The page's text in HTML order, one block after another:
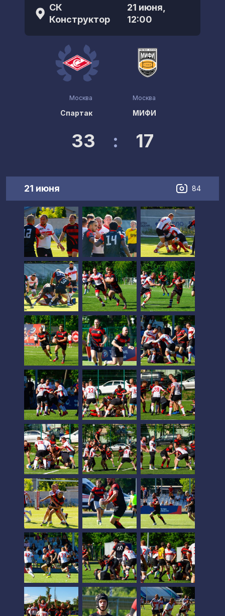
СК
Конструктор
21 июня,
12:00
Москва
Спартак
33 : 17
Москва
МИФИ
21 июня 84